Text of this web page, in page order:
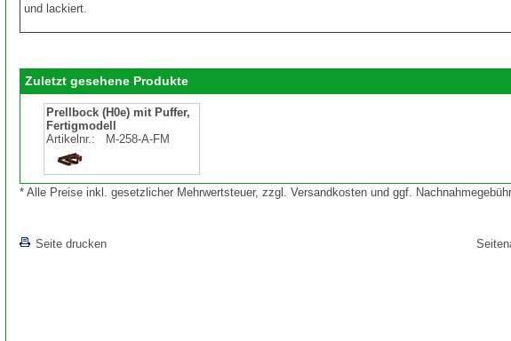
und lackiert.
Zuletzt gesehene Produkte
Prellbock (H0e) mit Puffer,
Fertigmodell
Artikelnr.:
M-258-A-FM
* Alle Preise inkl. gesetzlicher Mehrwertsteuer, zzgl. Versandkosten und ggf. Nachnahmegebühr
Seite drucken